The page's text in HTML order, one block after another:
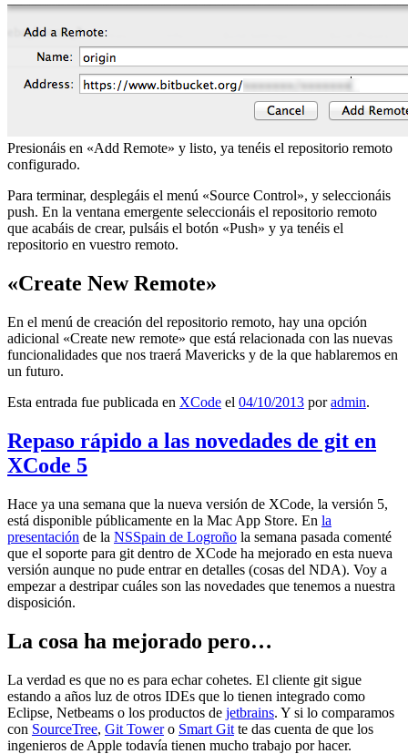
Presionáis en «Add Remote» y listo, ya tenéis el repositorio remoto
configurado.
Para terminar, desplegáis el menú «Source Control», y seleccionáis
push. En la ventana emergente seleccionáis el repositorio remoto
que acabáis de crear, pulsáis el botón «Push» y ya tenéis el
repositorio en vuestro remoto.
«Create New Remote»
En el menú de creación del repositorio remoto, hay una opción
adicional «Create new remote» que está relacionada con las nuevas
funcionalidades que nos traerá Mavericks y de la que hablaremos en
un futuro.
Esta entrada fue publicada en XCode el 04/10/2013 poradmin.
Repaso rápido a las novedades de git en
XCode 5
Hace ya una semana que la nueva versión de XCode, la versión 5,
está disponible públicamente en la Mac App Store. En la
presentación de la NSSpain de Logroño la semana pasada comenté
que el soporte para git dentro de XCode ha mejorado en esta nueva
versión aunque no pude entrar en detalles (cosas del NDA). Voy a
empezar a destripar cuáles son las novedades que tenemos a nuestra
disposición.
La cosa ha mejorado pero…
La verdad es que no es para echar cohetes. El cliente git sigue
estando a años luz de otros IDEs que lo tienen integrado como
Eclipse, Netbeams o los productos de jetbrains. Y si lo comparamos
con SourceTree, Git Towero Smart Git te das cuenta de que los
ingenieros de Apple todavía tienen mucho trabajo por hacer.